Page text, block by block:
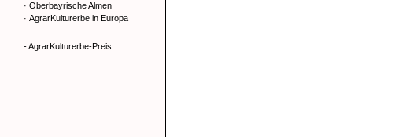
· Oberbayrische Almen
· AgrarKulturerbe in Europa
- AgrarKulturerbe-Preis